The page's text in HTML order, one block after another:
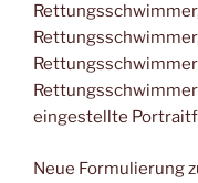
eingestellte
Neue Formulierung